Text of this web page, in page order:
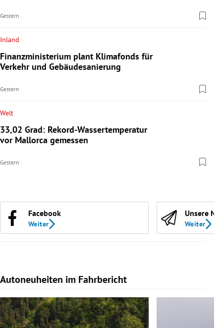
Gestern
Inland
Finanzministerium plant Klimafonds für
Verkehr und Gebäudesanierung
Gestern
Welt
33,02 Grad: Rekord-Wassertemperatur
vor Mallorca gemessen
Gestern
Facebook
Weiter
Unsere
Weiter
Autoneuheiten im Fahrbericht
Slide 1 von 7